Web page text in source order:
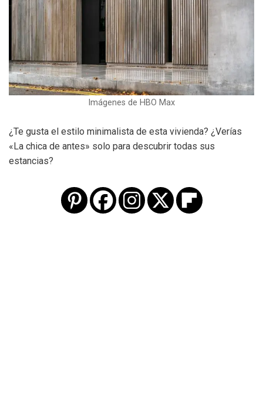
Imágenes de HBO Max
¿Te gusta el estilo minimalista de esta vivienda? ¿Verías
«La chica de antes» solo para descubrir todas sus
estancias?